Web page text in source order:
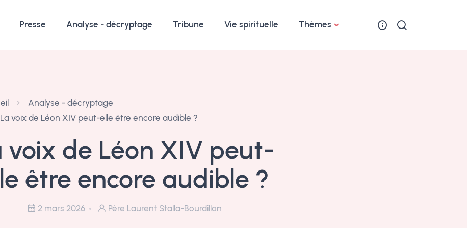
Presse Analyse - décryptage Tribune Vie spirituelle Thèmes
Analyse - décryptage
La voix de Léon XIV peut-elle être encore audible ?
voix de Léon XIV peut-
être encore audible ?
2 mars 2026 Père Laurent Stalla-Bourdillon